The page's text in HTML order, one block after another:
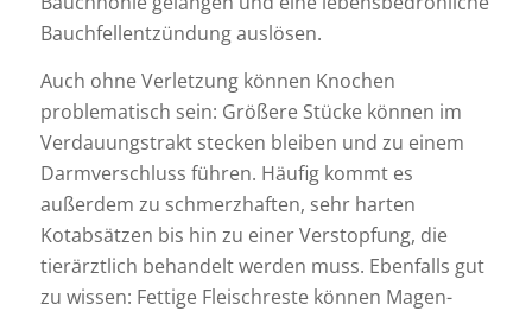
Bauchfellentzündung auslösen.
Auch ohne Verletzung können Knochen
problematisch sein: Größere Stücke können im
Verdauungstrakt stecken bleiben und zu einem
Darmverschluss führen. Häufig kommt es
außerdem zu schmerzhaften, sehr harten
Kotabsätzen bis hin zu einer Verstopfung, die
tierärztlich behandelt werden muss. Ebenfalls gut
zu wissen: Fettige Fleischreste können Magen-